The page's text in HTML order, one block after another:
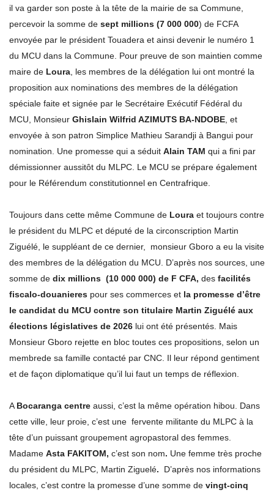
il va garder son poste à la tête de la mairie de sa Commune,
percevoir la somme de sept millions (7 000 000) de FCFA
envoyée par le président Touadera et ainsi devenir le numéro 1
du MCU dans la Commune. Pour preuve de son maintien comme
maire de Loura, les membres de la délégation lui ont montré la
proposition aux nominations des membres de la délégation
spéciale faite et signée par le Secrétaire Exécutif Fédéral du
MCU, Monsieur Ghislain Wilfrid AZIMUTS BA-NDOBE, et
envoyée à son patron Simplice Mathieu Sarandji à Bangui pour
nomination. Une promesse qui a séduit Alain TAM qui a fini par
démissionner aussitôt du MLPC. Le MCU se prépare également
pour le Référendum constitutionnel en Centrafrique.
Toujours dans cette même Commune de Loura et toujours contre
le président du MLPC et député de la circonscription Martin
Ziguélé, le suppléant de ce dernier, monsieur Gboro a eu la visite
des membres de la délégation du MCU. D’après nos sources, une
somme de dix millions (10 000 000) de F CFA, des facilités
fiscalo-douanieres pour ses commerces et la promesse d’être
le candidat du MCU contre son titulaire Martin Ziguélé aux
élections législatives de 2026 lui ont été présentés. Mais
Monsieur Gboro rejette en bloc toutes ces propositions, selon un
membrede sa famille contacté par CNC. Il leur répond gentiment
et de façon diplomatique qu’il lui faut un temps de réflexion.
ABocaranga centre aussi, c’est la même opération hibou. Dans
cette ville, leur proie, c’est une fervente militante du MLPC à la
tête d’un puissant groupement agropastoral des femmes.
Madame Asta FAKITOM, c’est son nom. Une femme très proche
du président du MLPC, Martin Ziguelé. D’après nos informations
locales, c’est contre la promesse d’une somme de vingt-cinq